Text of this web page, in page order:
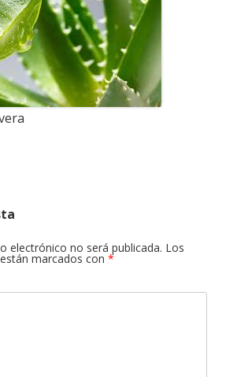
electrónico no será publicada. Los
marcados con *